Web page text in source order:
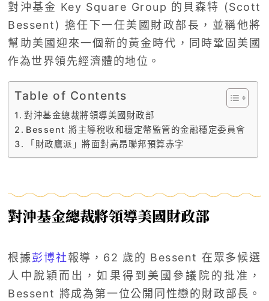
對沖基金 Key Square Group 的貝森特 (Scott
Bessent) 擔任下一任美國財政部長，並稱他將
幫助美國迎來一個新的黃金時代，同時鞏固美國
作為世界領先經濟體的地位。
Table of Contents
對沖基金總裁將領導美國財政部
Bessent 將主導稅收和穩定幣監管的金融穩定委員會
「財政鷹派」將面對高昂聯邦預算赤字
對沖基金總裁將領導美國財政部
根據彭博社報導，62 歲的 Bessent 在眾多候選
人中脫穎而出，如果得到美國參議院的批准，
Bessent 將成為第一位公開同性戀的財政部長。